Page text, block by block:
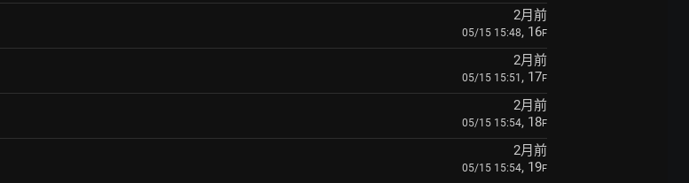
2月前
05/15 15:48, 16F
2月前
05/15 15:51 , 17F
2月前
05/15 15:54, 18F
2月前
05/15 15:54, 19F